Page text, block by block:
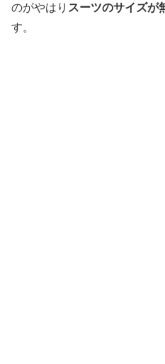
のがやはり スーツのサイズが
す。